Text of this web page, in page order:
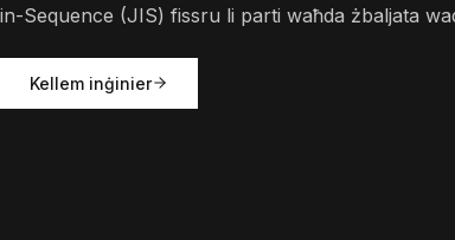
in-Sequence (JIS) fissru li parti waħda żbaljata
Kellem inġinier